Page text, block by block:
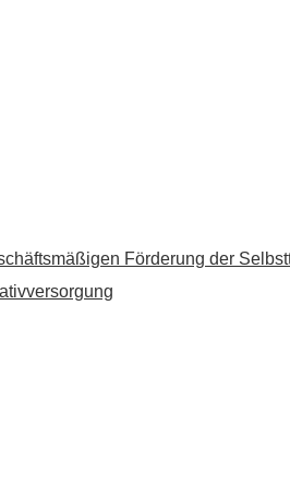
Förderung der